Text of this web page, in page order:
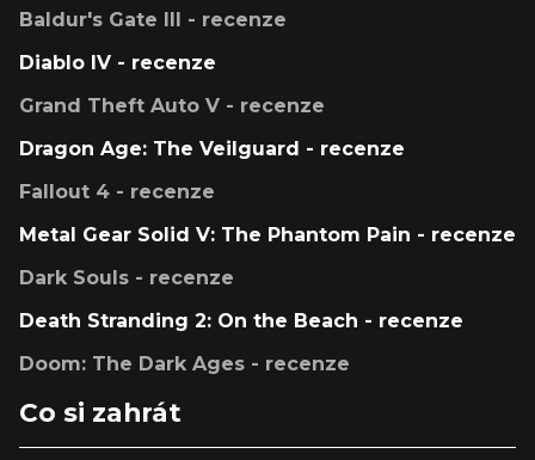
Baldur's Gate III - recenze
Diablo IV - recenze
Grand Theft Auto V - recenze
Dragon Age: The Veilguard - recenze
Fallout 4 - recenze
Metal Gear Solid V: The Phantom Pain - recenze
Dark Souls - recenze
Death Stranding 2: On the Beach - recenze
Doom: The Dark Ages - recenze
Co si zahrát